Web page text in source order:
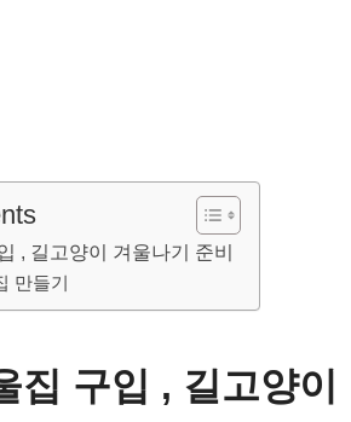
, 길고양이 겨울나기 준비
만들기
집 구입 , 길고양이